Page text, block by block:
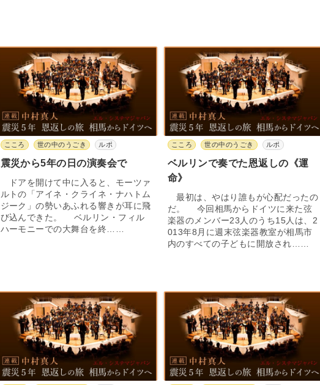
こころ 世の中のうごき ルポ
震災から5年の日の演奏会で
ドアを開けて中に入ると、モーツァ
ルトの「アイネ・クライネ・ナハトム
ジーク」の勢いあふれる響きが耳に飛
び込んできた。 ベルリン・フィル
ハーモニーでの大舞台を終……
こころ 世の中のうごき ルポ
ベルリンで奏でた恩返しの《運
命》
最初は、やはり誰もが心配だったの
だ。 今回相馬からドイツに来た弦
楽器のメンバー23人のうち15人は、2
013年8月に週末弦楽器教室が相馬市
内のすべての子どもに開放され……